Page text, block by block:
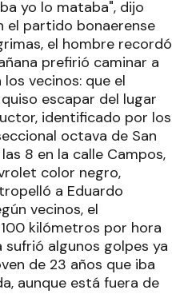
yo lo mataba", dijo
el partido bonaerense
el hombre recordó
prefirió caminar a
vecinos: que el
escapar del lugar
identificado por los
octava de San
8 en la calle Campos,
color negro,
a Eduardo
vecinos, el
kilómetros por hora
sufrió algunos golpes ya
de 23 años que iba
aunque está fuera de